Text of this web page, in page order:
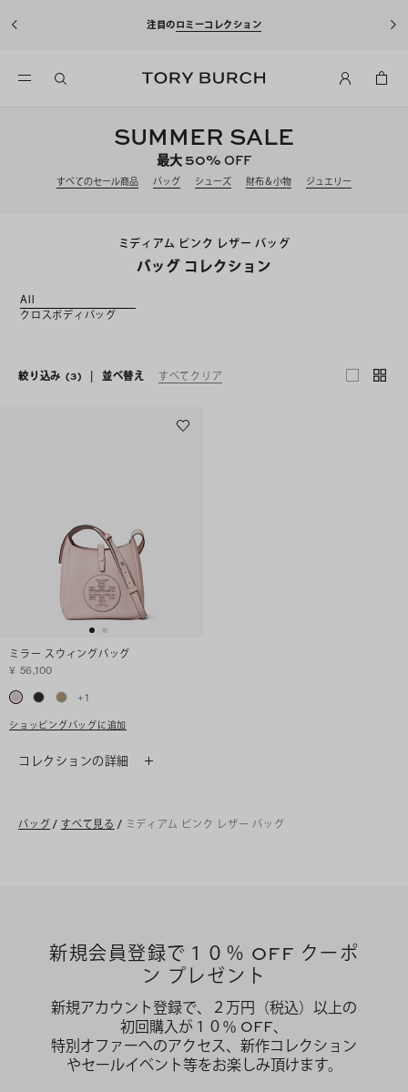
注目のロミーコレクション
SUMMER SALE
最大50% OFF
すべてのセール商品 バッグ シューズ 財布＆小物 ジュエリー
ミディアム ピンク レザー バッグ
バッグ コレクション
All
クロスボディバッグ
絞り込み (3) | 並べ替え すべてクリア
ミラー スウィングバッグ
¥ 56,100
+1
ショッピングバッグに追加
コレクションの詳細
バッグ / すべて見る / ミディアム ピンク レザー バッグ
新規会員登録で１０％ OFF クーポ
ン プレゼント
新規アカウント登録で、２万円（税込）以上の
初回購入が１０％ OFF、
特別オファーへのアクセス、新作コレクション
やセールイベント等をお楽しみ頂けます。